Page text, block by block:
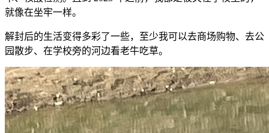
就像在坐牢一样。
解封后的生活变得多彩了一些，至少我可以去商场购物、去公
园散步、在学校旁的河边看老牛吃草。